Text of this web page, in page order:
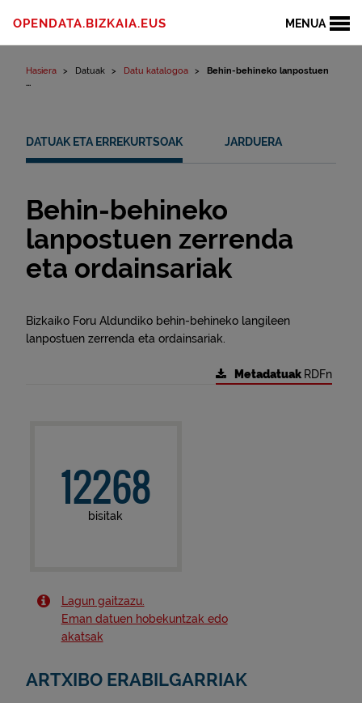
MENUA
OPENDATA.BIZKAIA.EUS
Hasiera Datuak Datu katalogoa
Behin-behineko lanpostuen
...
DATUAK ETA ERREKURTSOAK JARDUERA
Behin-behineko
lanpostuen zerrenda
eta ordainsariak
Bizkaiko Foru Aldundiko behin-behineko langileen
lanpostuen zerrenda eta ordainsariak.
Metadatuak RDFn
12268
bisitak
Lagun gaitzazu.
Eman datuen hobekuntzak edo
akatsak
ARTXIBO ERABILGARRIAK